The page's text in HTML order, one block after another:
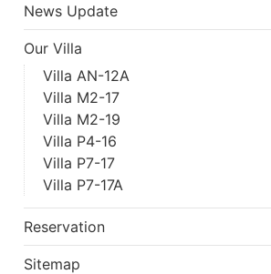
News Update
Our Villa
Villa AN-12A
Villa M2-17
Villa M2-19
Villa P4-16
Villa P7-17
Villa P7-17A
Reservation
Sitemap